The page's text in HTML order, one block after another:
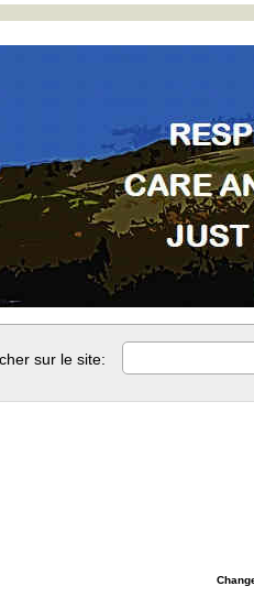
sur le site: